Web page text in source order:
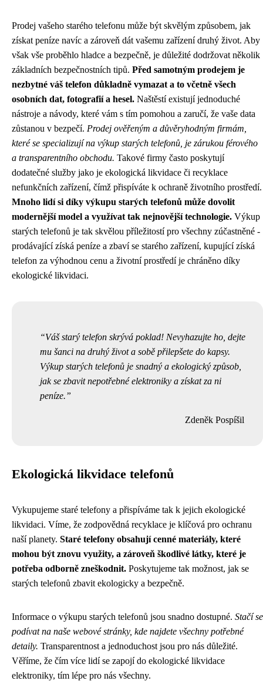
Prodej vašeho starého telefonu může být skvělým způsobem, jak
získat peníze navíc a zároveň dát vašemu zařízení druhý život. Aby
však vše proběhlo hladce a bezpečně, je důležité dodržovat několik
základních bezpečnostních tipů. Před samotným prodejem je
nezbytné váš telefon důkladně vymazat a to včetně všech
osobních dat, fotografií a hesel. Naštěstí existují jednoduché
nástroje a návody, které vám s tím pomohou a zaručí, že vaše data
zůstanou v bezpečí. Prodej ověřeným a důvěryhodným firmám,
které se specializují na výkup starých telefonů, je zárukou férového
a transparentního obchodu. Takové firmy často poskytují
dodatečné služby jako je ekologická likvidace či recyklace
nefunkčních zařízení, čímž přispíváte k ochraně životního prostředí.
Mnoho lidí si díky výkupu starých telefonů může dovolit
modernější model a využívat tak nejnovější technologie. Výkup
starých telefonů je tak skvělou příležitostí pro všechny zúčastněné -
prodávající získá peníze a zbaví se starého zařízení, kupující získá
telefon za výhodnou cenu a životní prostředí je chráněno díky
ekologické likvidaci.
Váš starý telefon skrývá poklad! Nevyhazujte ho, dejte
mu šanci na druhý život a sobě přilepšete do kapsy.
Výkup starých telefonů je snadný a ekologický způsob,
jak se zbavit nepotřebné elektroniky a získat za ni
peníze.
Zdeněk Pospíšil
Ekologická likvidace telefonů
Vykupujeme staré telefony a přispíváme tak k jejich ekologické
likvidaci. Víme, že zodpovědná recyklace je klíčová pro ochranu
naší planety. Staré telefony obsahují cenné materiály, které
mohou být znovu využity, a zároveň škodlivé látky, které je
potřeba odborně zneškodnit. Poskytujeme tak možnost, jak se
starých telefonů zbavit ekologicky a bezpečně.
Informace o výkupu starých telefonů jsou snadno dostupné. Stačí se
podívat na naše webové stránky, kde najdete všechny potřebné
detaily. Transparentnost a jednoduchost jsou pro nás důležité.
Věříme, že čím více lidí se zapojí do ekologické likvidace
elektroniky, tím lépe pro nás všechny.